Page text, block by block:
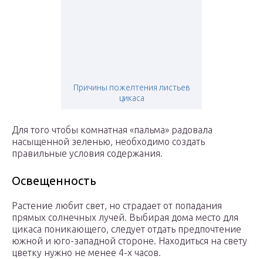
Причины пожелтения листьев
цикаса
Для того чтобы комнатная «пальма» радовала
насыщенной зеленью, необходимо создать
правильные условия содержания.
Освещенность
Растение любит свет, но страдает от попадания
прямых солнечных лучей. Выбирая дома место для
цикаса поникающего, следует отдать предпочтение
южной и юго-западной стороне. Находиться на свету
цветку нужно не менее 4-х часов.